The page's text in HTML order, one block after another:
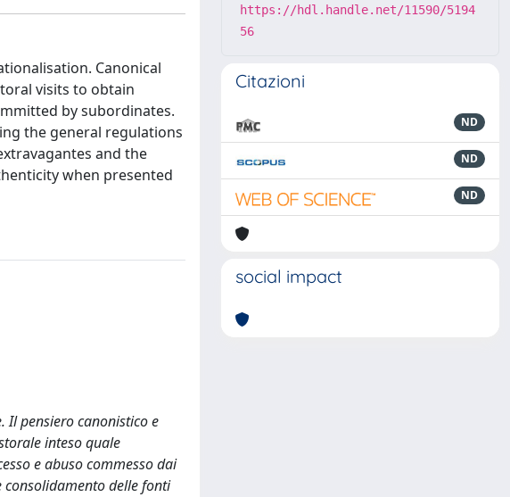
Canonical
visits to obtain
by subordinates.
the general regulations
and the
when presented
Il pensiero canonistico e
inteso quale
e abuso commesso dai
consolidamento delle fonti
https://hdl.handle.net/11590/5194
56
Citazioni
ND
ND
ND
social impact